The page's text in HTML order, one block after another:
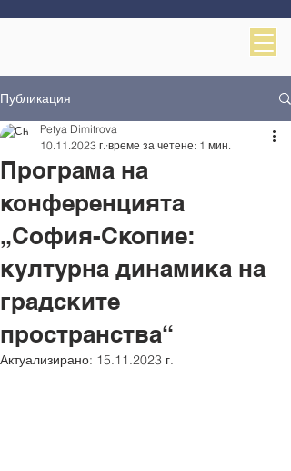
Публикация
Програма на
конференцията
„София-Скопие:
културна динамика на
градските
пространства“
Petya Dimitrova
10.11.2023 г. време за четене: 1 мин.
Актуализирано: 15.11.2023 г.